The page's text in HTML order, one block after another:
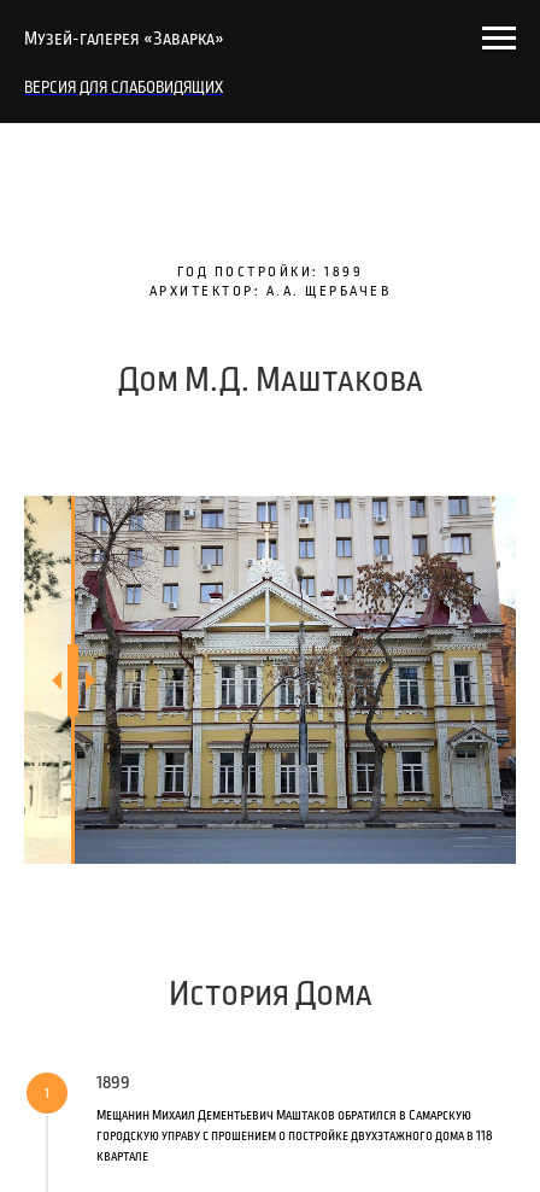
Музей-галерея «Заварка»
ВЕРСИЯ ДЛЯ СЛАБОВИДЯЩИХ
ГОД ПОСТРОЙКИ: 1899
АРХИТЕКТОР: А.А. ЩЕРБАЧЕВ
Дом М.Д. Маштакова
История Дома
1899
Мещанин Михаил Дементьевич Маштаков обратился в Самарскую
городскую управу с прошением о постройке двухэтажного дома в 118
квартале